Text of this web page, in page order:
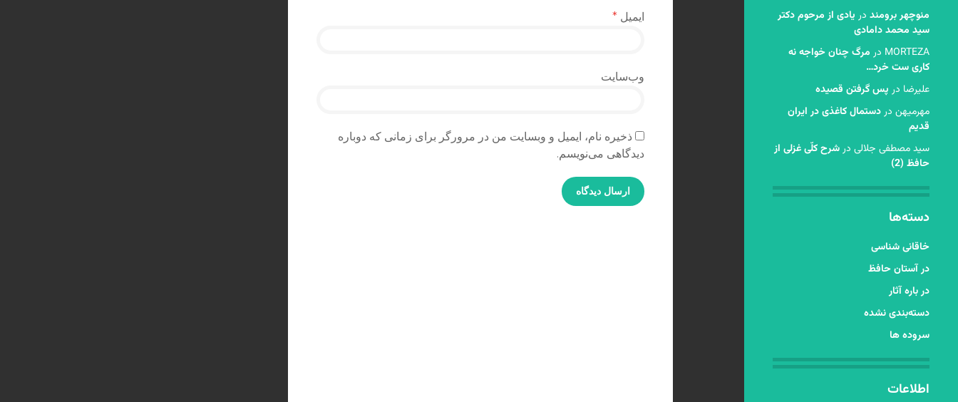
منوچهر برومند در یادی از مرحوم دکتر
سید محمد دامادی
MORTEZA در مرگ چنان خواجه نه
کاری ست خرد…
عليرضا در پس گرفتن قصیده
مهرمیهن دردستمال کاغذی در ایران
قدیم
سید مصطفی جلالی درشرح کلّی غزلی از
حافظ (2)
دسته‌ها
خاقانی شناسی
در آستان حافظ
در باره آثار
دسته‌بندی نشده
سروده ها
اطلاعات
ایمیل *
وب‌سایت
ذخیره نام، ایمیل و وبسایت من در مرورگر برای زمانی که دوباره
دیدگاهی می‌نویسم.